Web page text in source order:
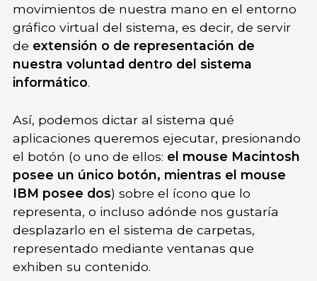
movimientos de nuestra mano en el entorno
gráfico virtual del sistema, es decir, de servir
de extensión o de representación de
nuestra voluntad dentro del sistema
informático.
Así, podemos dictar al sistema qué
aplicaciones queremos ejecutar, presionando
el botón (o uno de ellos: el mouse Macintosh
posee un único botón, mientras el mouse
IBM posee dos) sobre el ícono que lo
representa, o incluso adónde nos gustaría
desplazarlo en el sistema de carpetas,
representado mediante ventanas que
exhiben su contenido.